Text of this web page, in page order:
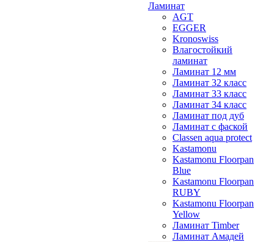
Ламинат
AGT
EGGER
Kronoswiss
Влагостойкий
ламинат
Ламинат 12 мм
Ламинат 32 класс
Ламинат 33 класс
Ламинат 34 класс
Ламинат под дуб
Ламинат с фаской
Classen aqua protect
Kastamonu
Kastamonu Floorpan
Blue
Kastamonu Floorpan
RUBY
Kastamonu Floorpan
Yellow
Ламинат Timber
Ламинат Амадей